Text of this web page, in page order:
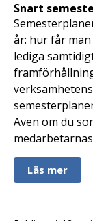
Snart
år: hur får
lediga
Även om du
Läs mer